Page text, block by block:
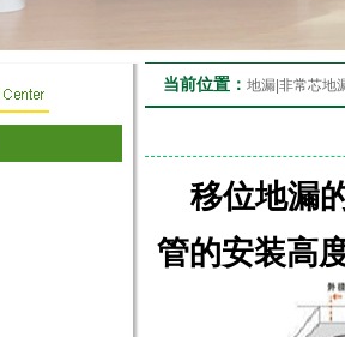
当前位置： 地漏|非常芯地
移位地漏
管的安装高